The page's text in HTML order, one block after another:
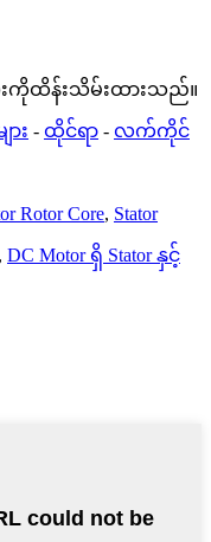
လုံးကိုထိန်းသိမ်းထားသည်။
ား - ထိုင်ရာ - လက်ကိုင်
Rotor Core, Stator
, DC Motor ရှိ Stator နှင့်